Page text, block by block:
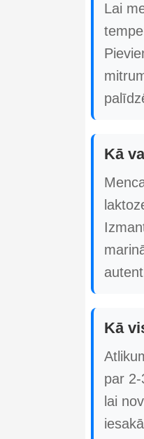
Lai
Kā
Kā
par
lai